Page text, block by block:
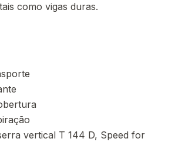
como vigas duras.
vertical T 144 D, Speed for